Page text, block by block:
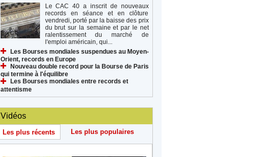
Le CAC 40 a inscrit de nouveaux
records en séance et en clôture
vendredi, porté par la baisse des prix
du brut sur la semaine et par le net
ralentissement du marché de
l'emploi américain, qui...
Les Bourses mondiales suspendues au Moyen-
Orient, records en Europe
Nouveau double record pour la Bourse de Paris
qui termine à l'équilibre
Les Bourses mondiales entre records et
attentisme
Vidéos
Les plus récents Les plus populaires